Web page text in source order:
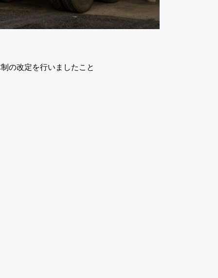
の改定を行いましたこと